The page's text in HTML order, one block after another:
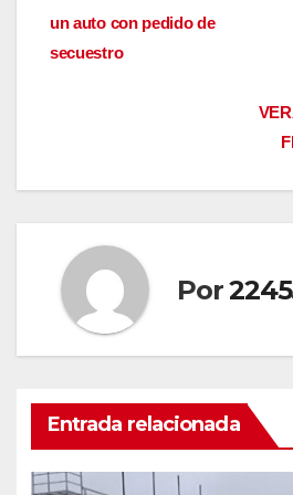
de
un auto con pedido de
secuestro
Por
Entrada relacionada